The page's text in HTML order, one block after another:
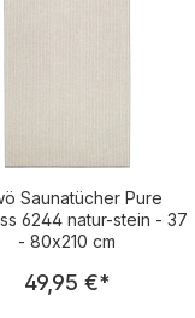
Saunatücher Pure
6244 natur-stein - 37
- 80x210 cm
Regulärer
49,95 €*